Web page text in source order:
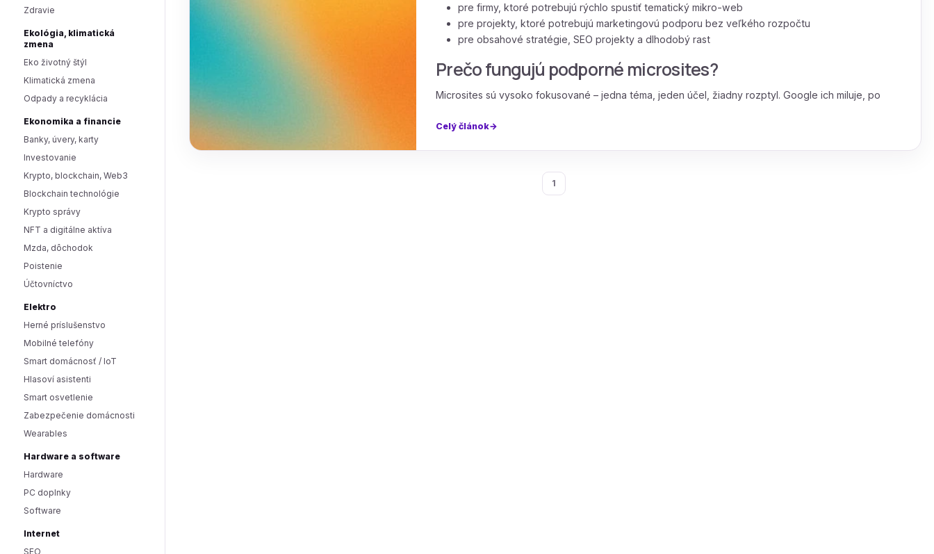
Zdravie
Ekológia, klimatická
zmena
Eko životný štýl
Klimatická zmena
Odpady a recyklácia
Ekonomika a financie
Banky, úvery, karty
Investovanie
Krypto, blockchain, Web3
Blockchain technológie
Krypto správy
NFT a digitálne aktíva
Mzda, dôchodok
Poistenie
Účtovníctvo
Elektro
Herné príslušenstvo
Mobilné telefóny
Smart domácnosť / IoT
Hlasoví asistenti
Smart osvetlenie
Zabezpečenie domácnosti
Wearables
Hardware a software
Hardware
PC doplnky
Software
Internet
SEO
pre firmy, ktoré potrebujú rýchlo spustiť tematický mikro-web
pre projekty, ktoré potrebujú marketingovú podporu bez veľkého rozpočtu
pre obsahové stratégie, SEO projekty a dlhodobý rast
Prečo fungujú podporné microsites?
Microsites sú vysoko fokusované – jedna téma, jeden účel, žiadny rozptyl. Google ich miluje, po
Celý článok
1